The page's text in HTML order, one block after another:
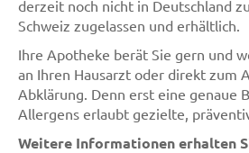
derzeit noch nicht in Deutschland
Schweiz zugelassen und erhältlich.
Ihre Apotheke berät Sie gern und
an Ihren Hausarzt oder direkt zum
Abklärung. Denn erst eine genaue
Allergens erlaubt gezielte,
Weitere Informationen erhalten